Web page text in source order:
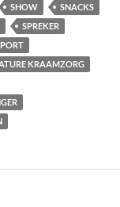
SHOW
SNACKS
SPREKER
KRAAMZORG